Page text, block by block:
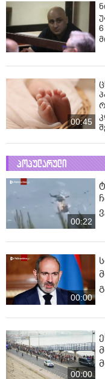
00:45
პოპულარული
00:22
00:00
00:00